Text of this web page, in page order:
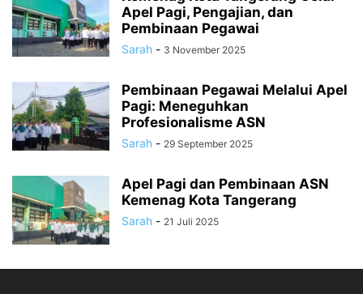
Apel Pagi, Pengajian, dan
Pembinaan Pegawai
Sarah - 3 November 2025
Pembinaan Pegawai Melalui Apel
Pagi: Meneguhkan
Profesionalisme ASN
Sarah - 29 September 2025
Apel Pagi dan Pembinaan ASN
Kemenag Kota Tangerang
Sarah - 21 Juli 2025